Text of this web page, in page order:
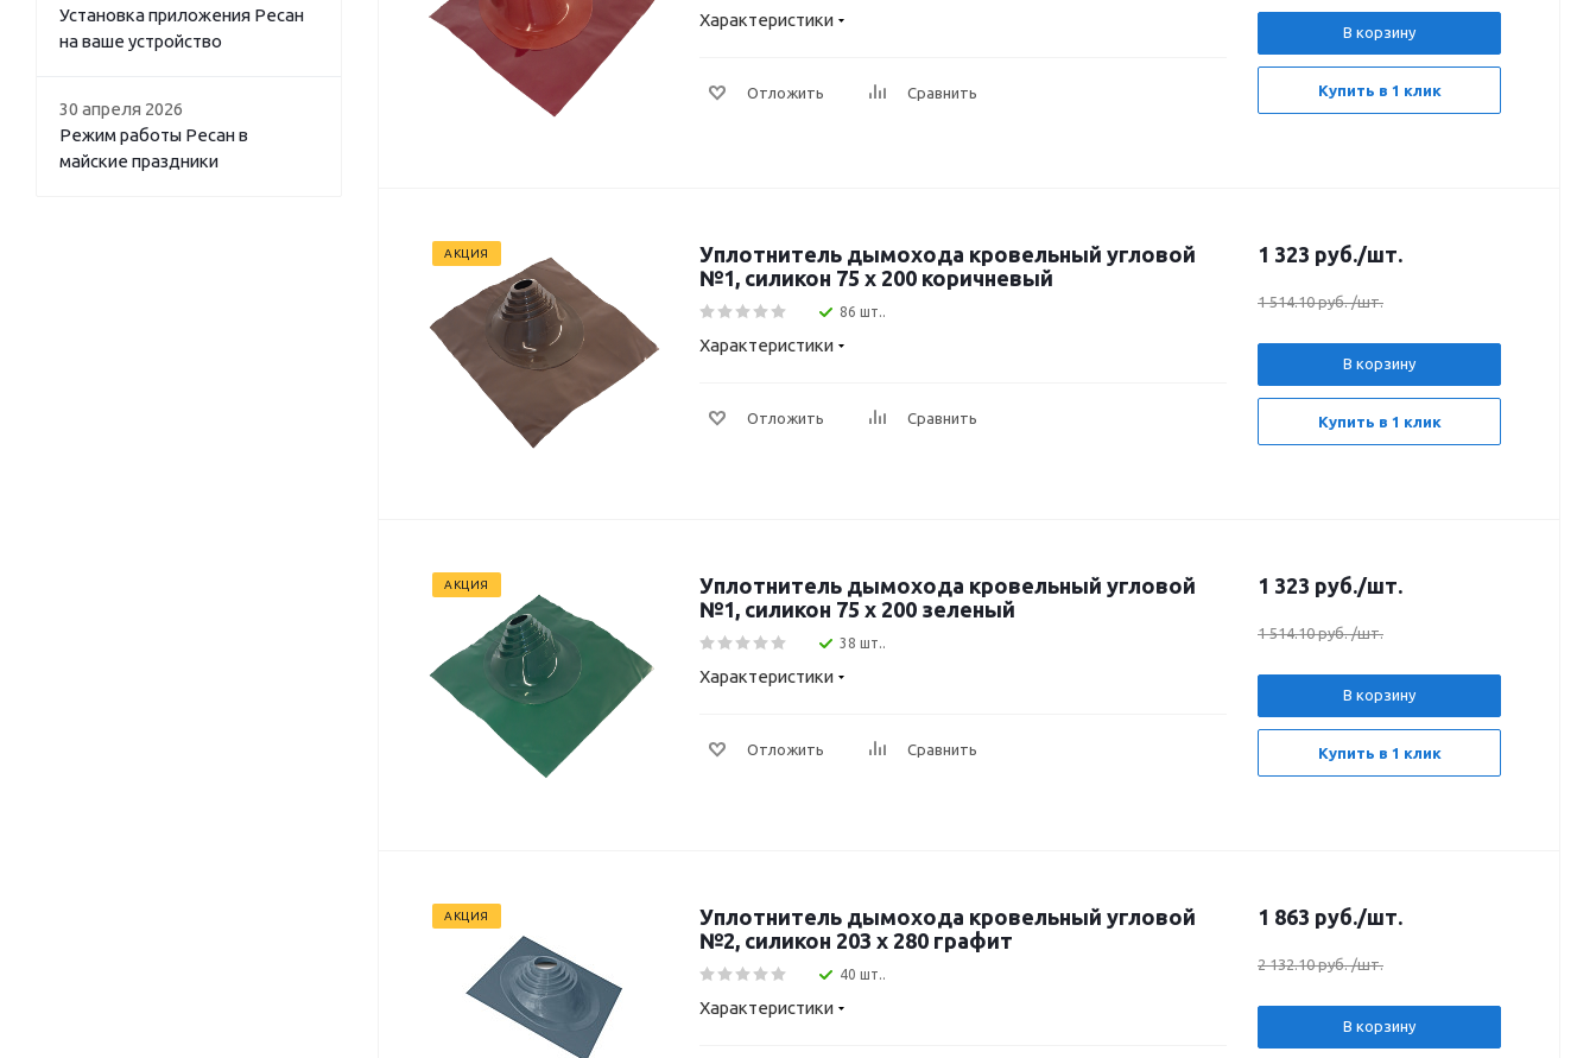
Характеристики
Отложить Сравнить
В корзину
Купить в 1 клик
АКЦИЯ
Уплотнитель дымохода кровельный угловой
№1, силикон 75 х 200 коричневый
86 шт..
Характеристики
Отложить Сравнить
1 323 руб./шт.
1 514.10 руб. /шт.
В корзину
Купить в 1 клик
АКЦИЯ
Уплотнитель дымохода кровельный угловой
№1, силикон 75 х 200 зеленый
38 шт..
Характеристики
Отложить Сравнить
1 323 руб./шт.
1 514.10 руб. /шт.
В корзину
Купить в 1 клик
АКЦИЯ
Уплотнитель дымохода кровельный угловой
№2, силикон 203 х 280 графит
40 шт..
Характеристики
1 863 руб./шт.
2 132.10 руб. /шт.
В корзину
Установка приложения Ресан
на ваше устройство
30 апреля 2026
Режим работы Ресан в
майские праздники